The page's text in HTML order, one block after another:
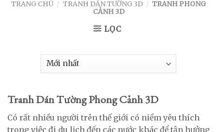
TRANG CHỦ / TRANH DÁN TƯỜNG 3D / TRANH PHONG
CẢNH 3D
LỌC
Tranh Dán Tường Phong Cảnh 3D
Có rất nhiều người trên thế giới có niềm yêu thích
trong việc đi du lịch đến các nước khác để tận hưởng